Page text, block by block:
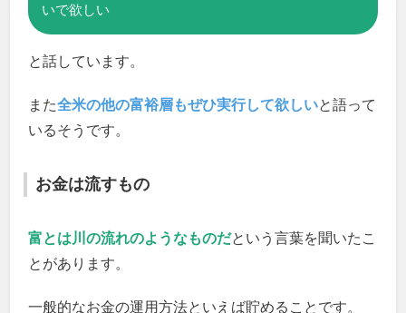
いで欲しい
と話しています。
また全米の他の富裕層もぜひ実行して欲しいと語って
いるそうです。
お金は流すもの
富とは川の流れのようなものだという言葉を聞いたこ
とがあります。
一般的なお金の運用方法といえば貯めることです。